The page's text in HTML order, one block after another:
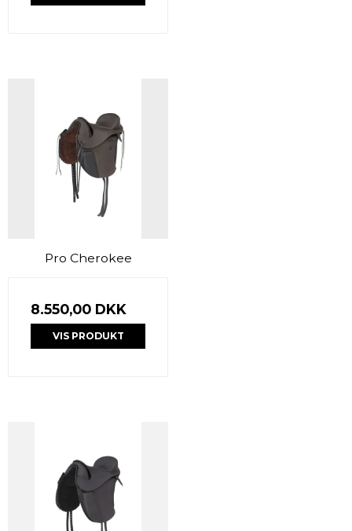
Pro Cherokee
8.550,00 DKK
VIS PRODUKT